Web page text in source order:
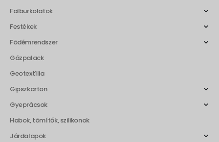
Falburkolatok
Festékek
Födémrendszer
Gázpalack
Geotextília
Gipszkarton
Gyeprácsok
Habok, tömítők, szilikonok
Járdalapok